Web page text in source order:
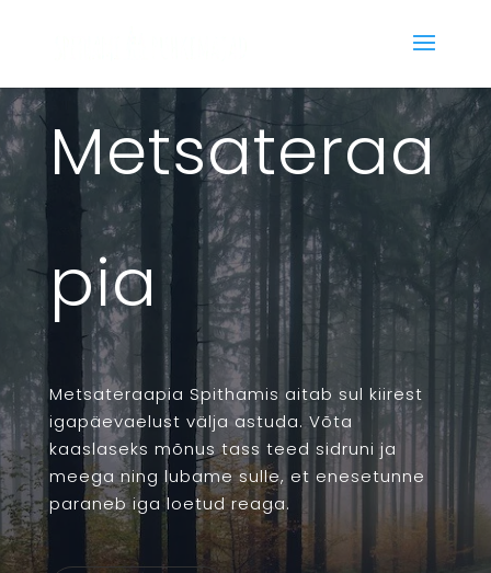
Metsateraa
pia
Metsateraapia Spithamis aitab sul kiirest
igapäevaelust välja astuda. Võta
kaaslaseks mõnus tass teed sidruni ja
meega ning lubame sulle, et enesetunne
paraneb iga loetud reaga.